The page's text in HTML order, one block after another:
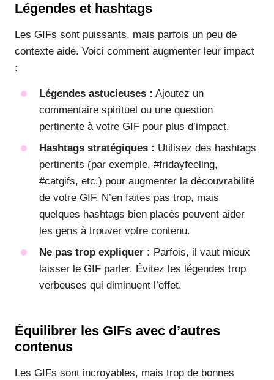
Légendes et hashtags
Les GIFs sont puissants, mais parfois un peu de
contexte aide. Voici comment augmenter leur impact
:
Légendes astucieuses : Ajoutez un
commentaire spirituel ou une question
pertinente à votre GIF pour plus d’impact.
Hashtags stratégiques : Utilisez des hashtags
pertinents (par exemple, #fridayfeeling,
#catgifs, etc.) pour augmenter la découvrabilité
de votre GIF. N’en faites pas trop, mais
quelques hashtags bien placés peuvent aider
les gens à trouver votre contenu.
Ne pas trop expliquer : Parfois, il vaut mieux
laisser le GIF parler. Évitez les légendes trop
verbeuses qui diminuent l’effet.
Équilibrer les GIFs avec d’autres
contenus
Les GIFs sont incroyables, mais trop de bonnes